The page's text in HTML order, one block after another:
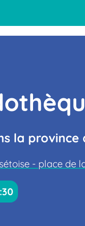
la province
- place de